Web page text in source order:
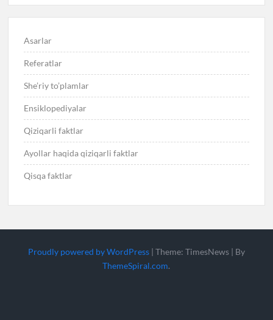
Asarlar
Referatlar
She’riy to’plamlar
Ensiklopediyalar
Qiziqarli faktlar
Ayollar haqida qiziqarli faktlar
Qisqa faktlar
Proudly powered by WordPress | Theme: TimesNews | By
ThemeSpiral.com.